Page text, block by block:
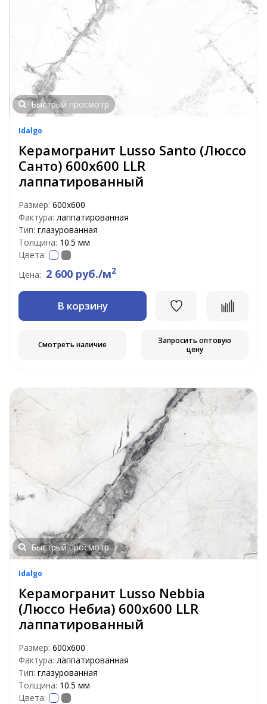
Быстрый просмотр
Idalgo
Керамогранит Lusso Santo (Люссо
Санто) 600х600 LLR
лаппатированный
Размер: 600х600
Фактура: лаппатированная
Тип: глазурованная
Толщина: 10.5 мм
Цвета:
Цена: 2 600 руб./м2
В корзину
Смотреть наличие
Запросить оптовую
цену
Быстрый просмотр
Idalgo
Керамогранит Lusso Nebbia
(Люссо Небиа) 600х600 LLR
лаппатированный
Размер: 600х600
Фактура: лаппатированная
Тип: глазурованная
Толщина: 10.5 мм
Цвета: